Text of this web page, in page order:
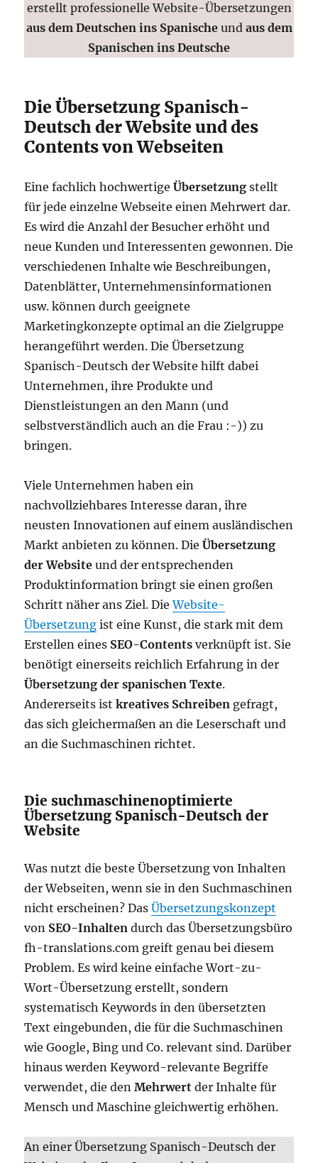
erstellt professionelle Website-Übersetzungen
aus dem Deutschen ins Spanischeund aus dem
Spanischen ins Deutsche
Die Übersetzung Spanisch-
Deutsch der Website und des
Contents von Webseiten
Eine fachlich hochwertigeÜbersetzung stellt
für jede einzelne Webseite einen Mehrwert dar.
Es wird die Anzahl der Besucher erhöht und
neue Kunden und Interessenten gewonnen. Die
verschiedenen Inhalte wie Beschreibungen,
Datenblätter, Unternehmensinformationen
usw. können durch geeignete
Marketingkonzepte optimal an die Zielgruppe
herangeführt werden. Die Übersetzung
Spanisch-Deutsch der Website hilft dabei
Unternehmen, ihre Produkte und
Dienstleistungen an den Mann (und
selbstverständlich auch an die Frau :-)) zu
bringen.
Viele Unternehmen haben ein
nachvollziehbares Interesse daran, ihre
neusten Innovationen auf einem ausländischen
Markt anbieten zu können. DieÜbersetzung
der Website und der entsprechenden
Produktinformation bringt sie einen großen
Schritt näher ans Ziel. DieWebsite-
Übersetzung ist eine Kunst, die stark mit dem
Erstellen eines SEO-Contents verknüpft ist. Sie
benötigt einerseits reichlich Erfahrung in der
Übersetzung der spanischen Texte.
Andererseits istkreatives Schreiben gefragt,
das sich gleichermaßen an die Leserschaft und
an die Suchmaschinen richtet.
Die suchmaschinenoptimierte
Übersetzung Spanisch-Deutsch der
Website
Was nutzt die beste Übersetzung von Inhalten
der Webseiten, wenn sie in den Suchmaschinen
nicht erscheinen? DasÜbersetzungskonzept
von SEO-Inhalten durch das Übersetzungsbüro
fh-translations.com greift genau bei diesem
Problem. Es wird keine einfache Wort-zu-
Wort-Übersetzung erstellt, sondern
systematisch Keywords in den übersetzten
Text eingebunden, die für die Suchmaschinen
wie Google, Bing und Co. relevant sind. Darüber
hinaus werden Keyword-relevante Begriffe
verwendet, die denMehrwert der Inhalte für
Mensch und Maschine gleichwertig erhöhen.
An einer Übersetzung Spanisch-Deutsch der